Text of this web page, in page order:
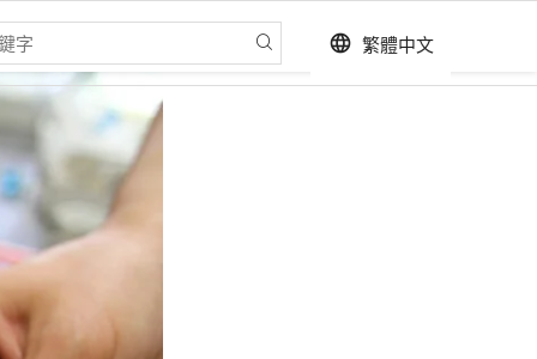
language 繁體中文